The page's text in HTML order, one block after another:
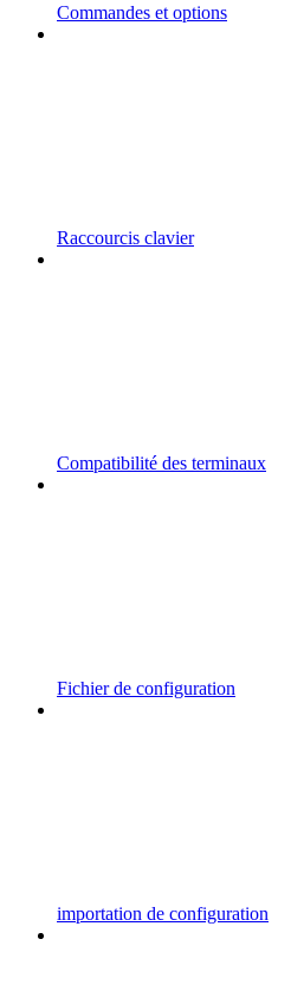
Commandes et options
Raccourcis clavier
Compatibilité des terminaux
Fichier de configuration
importation de configuration